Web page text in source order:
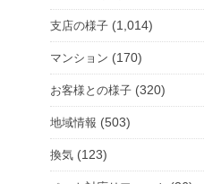
支店の様子 (1,014)
マンション (170)
お客様との様子 (320)
地域情報 (503)
換気 (123)